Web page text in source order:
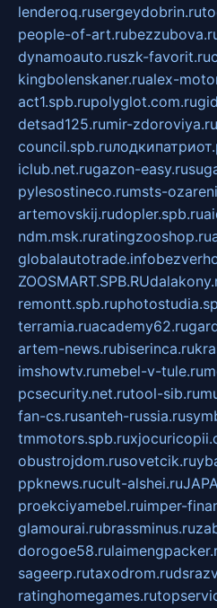
lenderoq.rusergeydobrin.ru
people-of-art.ru
dynamoauto.ruszk-favorit.ru
kingbolenskaner.rualex-
act1.spb.rupolyglot.com.ru
detsad125.rumir-zdoroviya.ru
council.spb.ru
iclub.net.rugazon-easy.ru
pylesostineco.rumsts-
artemovskij.rudopler.spb.ru
ndm.msk.ruratingzooshop.ru
globalautotrade.info
ZOOSMART.SPB.RU
remontt.spb.ru
terramia.ruacademy62.ru
artem-news.rubiserinca.ru
imshowtv.rumebel-v-tule.ru
pcsecurity.net.rutool-sib.ru
fan-cs.rusanteh-russia.ru
tmmotors.spb.ru
obustrojdom.rusovetcik.ru
ppknews.rucult-alshei.ru
proekciyamebel.ruimper-
glamourai.rubrassminus.ru
dorogoe58.ru
sageerp.rutaxodrom.ru
ratinghomegames.ru